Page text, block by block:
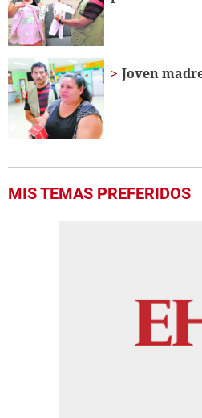
Joven
MIS TEMAS PREFERIDOS